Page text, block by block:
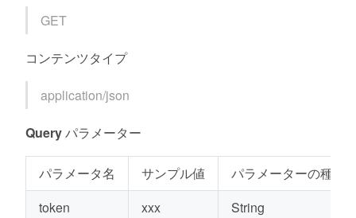
GET
コンテンツタイプ
application/json
Query パラメーター
パラメータ名 サンプル値
パラメーターの種類
token
xxx
String